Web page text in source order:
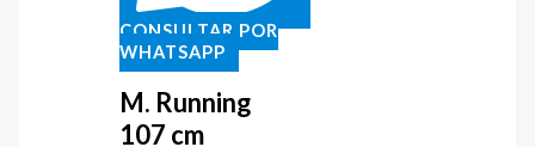
CONSULTAR POR
WHATSAPP
M. Running
107 cm